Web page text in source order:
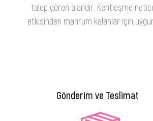
talep gören alandır. Kentleşme
etkisinden mahrum kalanlar için
Gönderim ve Teslimat